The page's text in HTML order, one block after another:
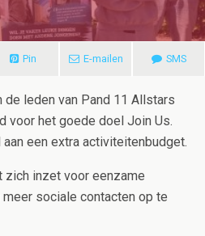
Pin E-mailen SMS
de leden van Pand 11 Allstars
voor het goede doel Join Us.
een extra activiteitenbudget.
zich inzet voor eenzame
sociale contacten op te